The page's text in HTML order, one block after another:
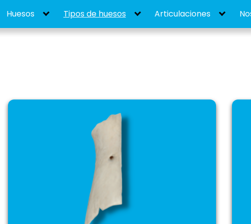
Huesos Tipos de huesos Articulaciones